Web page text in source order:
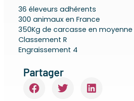
36 éleveurs adhérents
300 animaux en France
350Kg de carcasse en moyenne
Classement R
Engraissement 4
Partager